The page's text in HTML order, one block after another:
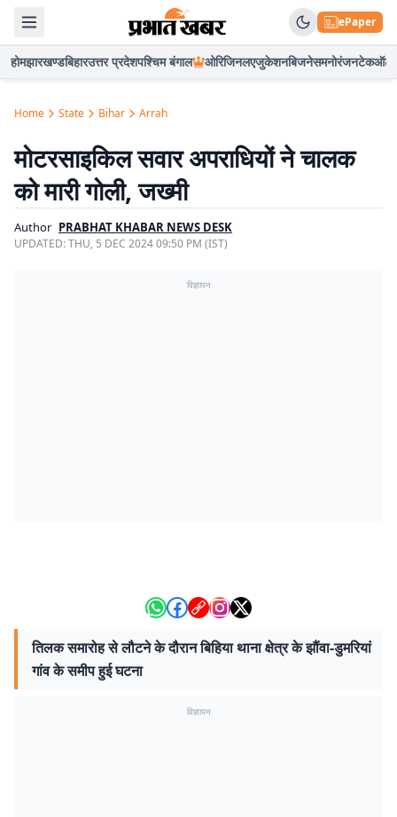
ePaper
होमझारखण्डबिहारउत्तर प्रदेशपश्चिम बंगाल ओरिजिनलएजुकेशनबिजनेसमनोरंजनटेकऑटो
Home State Bihar Arrah
मोटरसाइकिल सवार अपराधियों ने चालक
को मारी गोली, जख्मी
Author PRABHAT KHABAR NEWS DESK
UPDATED:THU, 5 DEC 2024 09:50 PM (IST)
विज्ञापन
तिलक समारोह से लौटने के दौरान बिहिया थाना क्षेत्र के झौंवा-डुमरियां
गांव के समीप हुई घटना
विज्ञापन